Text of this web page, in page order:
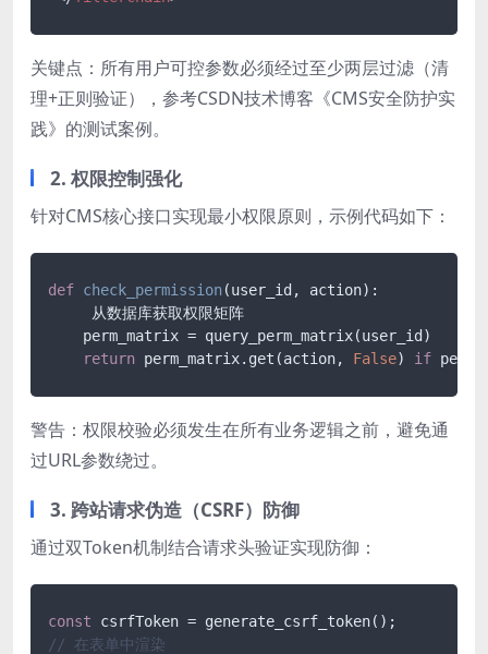
关键点：所有用户可控参数必须经过至少两层过滤（清
理+正则验证），参考CSDN技术博客《CMS安全防护实
践》的测试案例。
2. 权限控制强化
针对CMS核心接口实现最小权限原则，示例代码如下：
def check_permission(user_id, action):
     从数据库获取权限矩阵
    perm_matrix = query_perm_matrix(user_id)
return perm_matrix.get(action, False) if
警告：权限校验必须发生在所有业务逻辑之前，避免通
过URL参数绕过。
3. 跨站请求伪造（CSRF）防御
通过双Token机制结合请求头验证实现防御：
const
// 在表单中渲染